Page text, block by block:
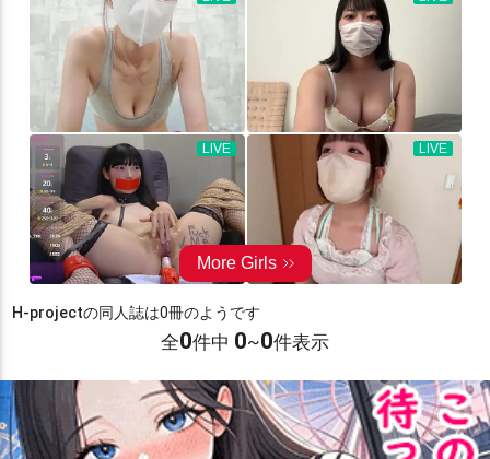
H-projectの同人誌は0冊のようです
全0件中 0~0件表示